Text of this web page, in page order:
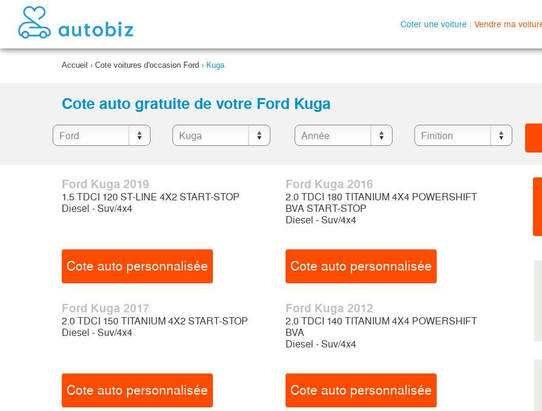
Coter une voiture | Vendre ma
Accueil › Cote voitures d'occasion Ford › Kuga
Cote auto gratuite de votre Ford Kuga
Ford Kuga 2019
1.5 TDCI 120 ST-LINE 4X2 START-STOP
Diesel - Suv/4x4
Cote auto personnalisée
Ford Kuga 2016
2.0 TDCI 180 TITANIUM 4X4 POWERSHIFT
BVA START-STOP
Diesel - Suv/4x4
Cote auto personnalisée
Ford Kuga 2017
2.0 TDCI 150 TITANIUM 4X2 START-STOP
Diesel - Suv/4x4
Cote auto personnalisée
Ford Kuga 2012
2.0 TDCI 140 TITANIUM 4X4 POWERSHIFT
BVA
Diesel - Suv/4x4
Cote auto personnalisée